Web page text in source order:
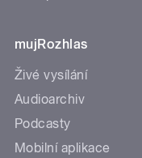
mujRozhlas
Živé vysílání
Audioarchiv
Podcasty
Mobilní aplikace